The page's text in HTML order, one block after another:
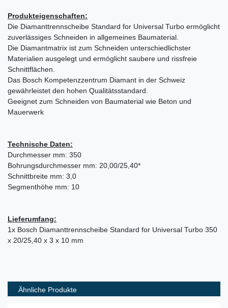
Produkteigenschaften:
Die Diamanttrennscheibe Standard for Universal Turbo ermöglicht
zuverlässiges Schneiden in allgemeines Baumaterial.
Die Diamantmatrix ist zum Schneiden unterschiedlichster
Materialien ausgelegt und ermöglicht saubere und rissfreie
Schnittflächen.
Das Bosch Kompetenzzentrum Diamant in der Schweiz
gewährleistet den hohen Qualitätsstandard.
Geeignet zum Schneiden von Baumaterial wie Beton und
Mauerwerk
Technische Daten:
Durchmesser mm: 350
Bohrungsdurchmesser mm: 20,00/25,40*
Schnittbreite mm: 3,0
Segmenthöhe mm: 10
Lieferumfang:
1x Bosch Diamanttrennscheibe Standard for Universal Turbo 350
x 20/25,40 x 3 x 10 mm
Ähnliche Produkte